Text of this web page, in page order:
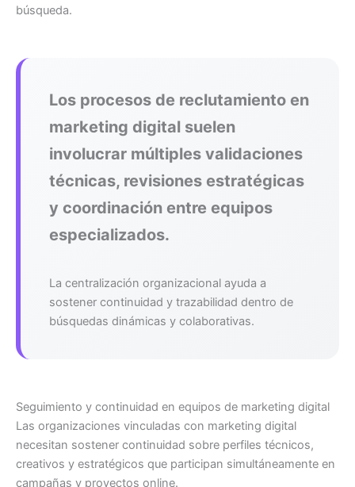
búsqueda.
Los procesos de reclutamiento en
marketing digital suelen
involucrar múltiples validaciones
técnicas, revisiones estratégicas
y coordinación entre equipos
especializados.
La centralización organizacional ayuda a
sostener continuidad y trazabilidad dentro de
búsquedas dinámicas y colaborativas.
Seguimiento y continuidad en equipos de marketing digital
Las organizaciones vinculadas con marketing digital
necesitan sostener continuidad sobre perfiles técnicos,
creativos y estratégicos que participan simultáneamente en
campañas y proyectos online.